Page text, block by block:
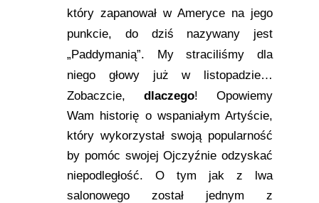
który zapanował w Ameryce na jego
punkcie, do dziś nazywany jest
„Paddymanią”. My straciliśmy dla
niego głowy już w listopadzie…
Zobaczcie, dlaczego! Opowiemy
Wam historię o wspaniałym Artyście,
który wykorzystał swoją popularność
by pomóc swojej Ojczyźnie odzyskać
niepodległość. O tym jak z lwa
salonowego został jednym z